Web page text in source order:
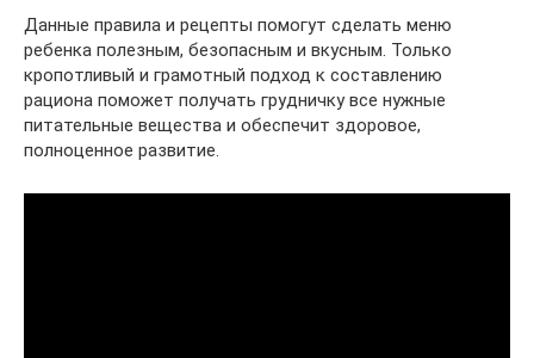
Данные правила и рецепты помогут сделать меню
ребенка полезным, безопасным и вкусным. Только
кропотливый и грамотный подход к составлению
рациона поможет получать грудничку все нужные
питательные вещества и обеспечит здоровое,
полноценное развитие.